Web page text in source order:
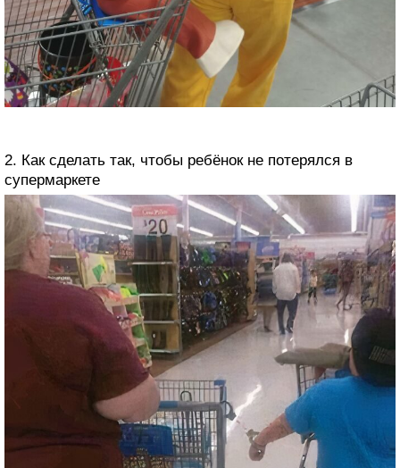
2. Как сделать так, чтобы ребёнок не потерялся в
супермаркете